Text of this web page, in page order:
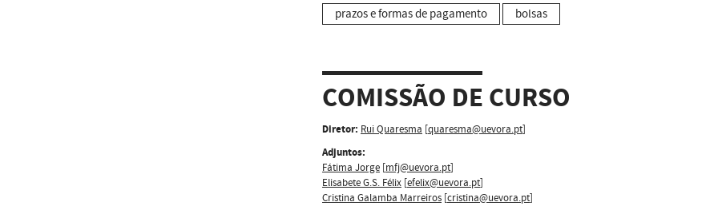
prazos e formas de pagamento bolsas
COMISSÃO DE CURSO
Diretor: Rui Quaresma [quaresma@uevora.pt]
Adjuntos:
Fátima Jorge [mfj@uevora.pt]
Elisabete G.S. Félix [efelix@uevora.pt]
Cristina Galamba Marreiros [cristina@uevora.pt]